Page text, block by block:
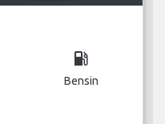
local_gas_station
Bensin